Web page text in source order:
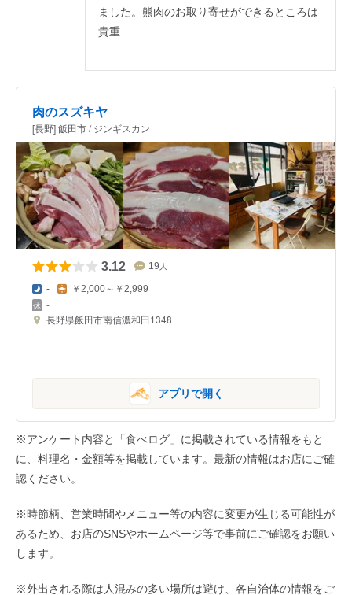
ました。熊肉のお取り寄せができるところは
貴重
肉のスズキヤ
[長野] 飯田市 / ジンギスカン
3.12 19 人
- ￥2,000～￥2,999
-
長野県飯田市南信濃和田1348
アプリで開く
※アンケート内容と「食べログ」に掲載されている情報をもと
に、料理名・金額等を掲載しています。最新の情報はお店にご確
認ください。
※時節柄、営業時間やメニュー等の内容に変更が生じる可能性が
あるため、お店のSNSやホームページ等で事前にご確認をお願い
します。
※外出される際は人混みの多い場所は避け、各自治体の情報をご